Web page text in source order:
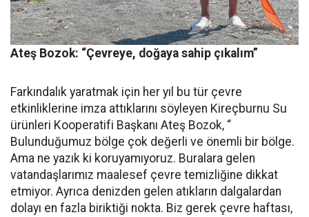
Ateş Bozok: “Çevreye, doğaya sahip çıkalım”
Farkındalık yaratmak için her yıl bu tür çevre
etkinliklerine imza attıklarını söyleyen Kireçburnu Su
ürünleri Kooperatifi Başkanı Ateş Bozok, “
Bulunduğumuz bölge çok değerli ve önemli bir bölge.
Ama ne yazık ki koruyamıyoruz. Buralara gelen
vatandaşlarımız maalesef çevre temizliğine dikkat
etmiyor. Ayrıca denizden gelen atıkların dalgalardan
dolayı en fazla biriktiği nokta. Biz gerek çevre haftası,